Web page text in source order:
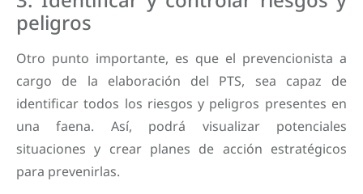
peligros
Otro punto importante, es que el prevencionista a
cargo de la elaboración del PTS, sea capaz de
identificar todos los riesgos y peligros presentes en
una faena. Así, podrá visualizar potenciales
situaciones y crear planes de acción estratégicos
para prevenirlas.